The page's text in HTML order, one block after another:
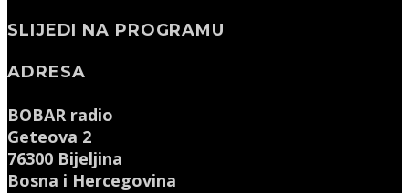
SLIJEDI NA PROGRAMU
ADRESA
BOBAR radio
Geteova 2
76300 Bijeljina
Bosna i Hercegovina